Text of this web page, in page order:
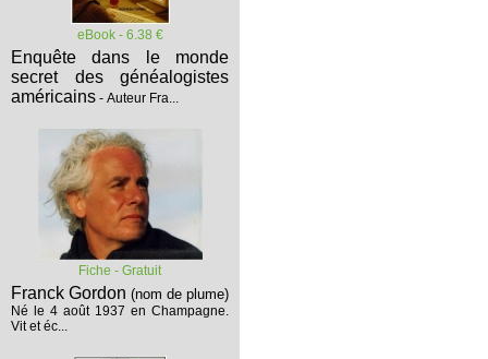
eBook - 6.38 €
Enquête dans le monde
secret des généalogistes
américains - Auteur Fra...
Fiche - Gratuit
Franck Gordon (nom de plume)
Né le 4 août 1937 en Champagne.
Vit et éc...